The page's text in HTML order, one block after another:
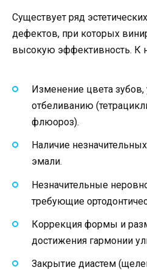
Существует ряд
дефектов, при которых
высокую эффективность. К
Изменение цвета зубов,
отбеливанию
флюороз).
Наличие
эмали.
Незначительные
требующие
Коррекция формы и
достижения гармонии
Закрытие диастем